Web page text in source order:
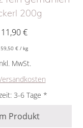
200g
11,90€
59,50 € /kg
MwSt.
3-6 Tage
Produkt